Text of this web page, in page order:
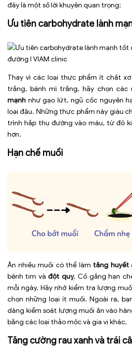
đây là một số lời khuyên quan trọng:
Ưu tiên carbohydrate lành
Thay vì các loại thực phẩm ít chất
trắng, bánh mì trắng, hãy chọn các
mạnh như gạo lứt, ngũ cốc nguyên
loại đậu. Những thực phẩm này giàu
trình hấp thụ đường vào máu, từ đó
hơn.
Hạn chế muối
Ăn nhiều muối có thể làm tăng huyết
bệnh tim vàđột quỵ. Cố gắng hạn
mỗi ngày. Hãy nhớ kiểm tra lượng
chọn những loại ít muối. Ngoài ra,
dàng kiểm soát lượng muối ăn vào
bằng các loại thảo mộc và gia vị khác.
Tăng cường rau xanh và trái